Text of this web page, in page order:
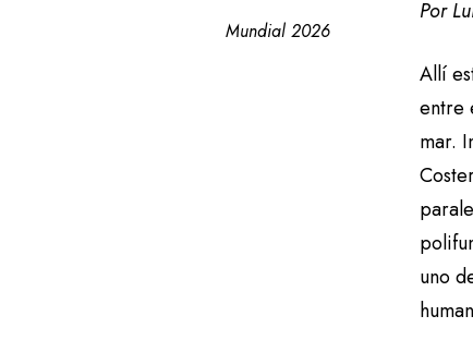
Mundial 2026
Por
Allí
entre
mar.
uno